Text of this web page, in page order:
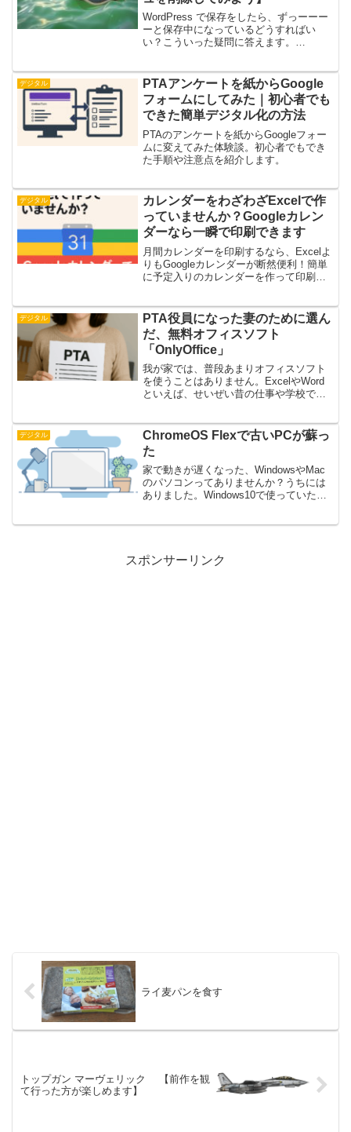
WordPress で保存をしたら、ずっーーー
ーと保存中になっているどうすればい
い？こういった疑問に答えます。
になってしまったことはありませんか？
私はあります。...
デジタル
PTAアンケートを紙からGoogle
フォームにしてみた｜初心者でも
できた簡単デジタル化の方法
PTAのアンケートを紙からGoogleフォー
ムに変えてみた体験談。初心者でもでき
た手順や注意点を紹介します。
デジタル
カレンダーをわざわざExcelで作
っていませんか？Googleカレン
ダーなら一瞬で印刷できます
月間カレンダーを印刷するなら、Excelよ
りもGoogleカレンダーが断然便利！簡単
に予定入りのカレンダーを作って印刷す
デジタル
PTA役員になった妻のために選ん
だ、無料オフィスソフト
「OnlyOffice」
我が家では、普段あまりオフィスソフト
を使うことはありません。ExcelやWord
といえば、せいぜい昔の仕事や学校で使
ました。会議資料の作成、出欠表の管
理、連絡文書の作...
デジタル
ChromeOS Flexで古いPCが蘇っ
た
家で動きが遅くなった、WindowsやMac
のパソコンってありませんか？うちには
ありました。Windows10で使っていたの
スポンサーリンク
ライ麦パンを食す
トップガン マーヴェリック 【前作を観
て行った方が楽しめます】